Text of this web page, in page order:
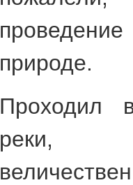
природе.
Проходил
реки,